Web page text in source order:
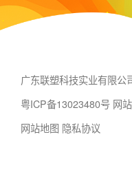
广东联塑科技实业有限
粤ICP备13023480号 网
网站地图 隐私协议